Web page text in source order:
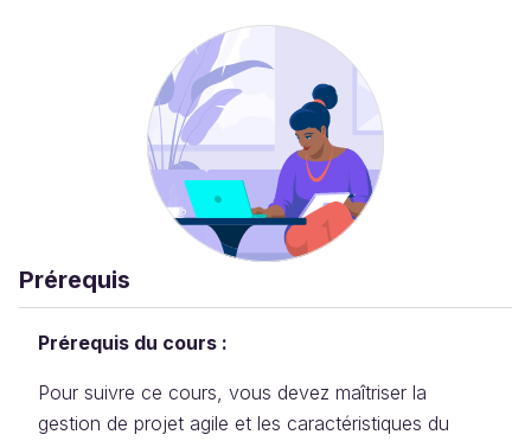
Prérequis
Prérequis du cours :
Pour suivre ce cours, vous devez maîtriser la
gestion de projet agile et les caractéristiques du